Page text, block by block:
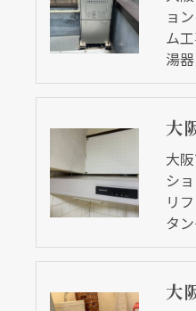
ョ
ム
湯器
大
シ
リ
タ